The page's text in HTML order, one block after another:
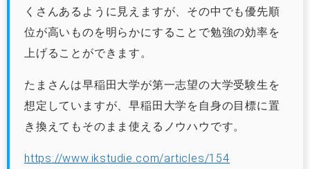
くさんあるように見えますが、その中でも優先順
位が高いものを明らかにすることで勉強の効率を
上げることができます。
たまさんは早稲田大学が第一志望の大学受験生を
想定していますが、早稲田大学を自身の目標に置
き換えてもそのまま使えるノウハウです。
https://www.ikstudie.com/articles/154